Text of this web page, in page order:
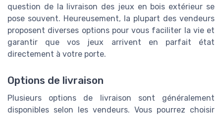
question de la livraison des jeux en bois extérieur se
pose souvent. Heureusement, la plupart des vendeurs
proposent diverses options pour vous faciliter la vie et
garantir que vos jeux arrivent en parfait état
directement à votre porte.
Options de livraison
Plusieurs options de livraison sont généralement
disponibles selon les vendeurs. Vous pourrez choisir